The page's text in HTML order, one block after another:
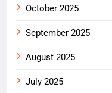
October 2025
September 2025
August 2025
July 2025